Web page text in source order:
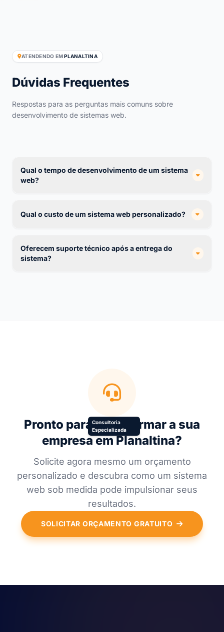
ATENDENDO EMPLANALTINA
Dúvidas Frequentes
Respostas para as perguntas mais comuns sobre
desenvolvimento de sistemas web.
Qual o tempo de desenvolvimento de um sistema
web?
Qual o custo de um sistema web personalizado?
Oferecem suporte técnico após a entrega do
sistema?
Consultoria
Especializada
Pronto para transformar a sua
empresa em Planaltina?
Solicite agora mesmo um orçamento
personalizado e descubra como um sistema
web sob medida pode impulsionar seus
resultados.
SOLICITAR ORÇAMENTO GRATUITO